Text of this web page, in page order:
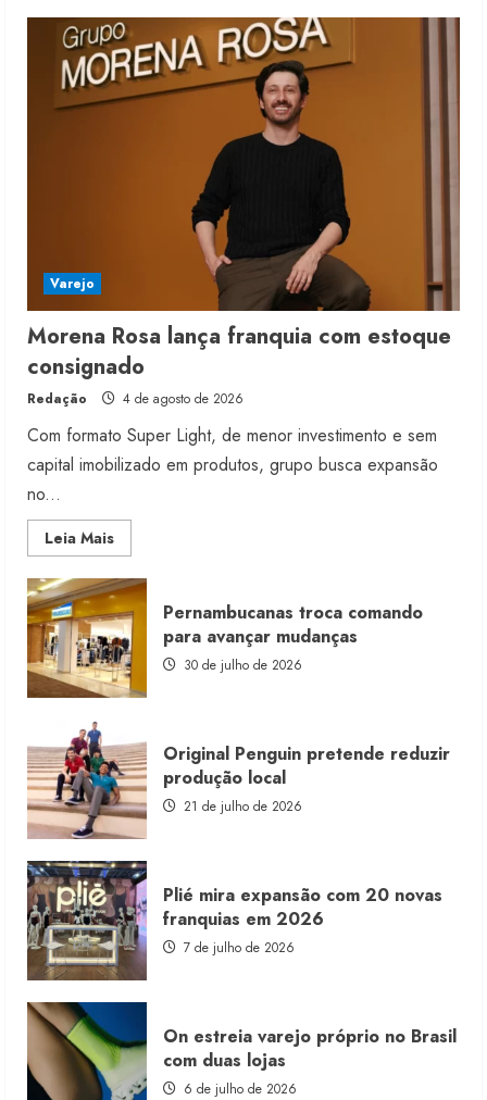
5
4 de agosto de 2026
Varejo
Morena Rosa lança franquia com estoque
consignado
Redação 4 de agosto de 2026
Com formato Super Light, de menor investimento e sem
capital imobilizado em produtos, grupo busca expansão
no...
Leia MaisRead
more
Morena
Rosa
lança
franquia
com
estoque
consignado
Pernambucanas troca comando
para avançar mudanças
30 de julho de 2026
Original Penguin pretende reduzir
produção local
21 de julho de 2026
Plié mira expansão com 20 novas
franquias em 2026
7 de julho de 2026
On estreia varejo próprio no Brasil
com duas lojas
6 de julho de 2026